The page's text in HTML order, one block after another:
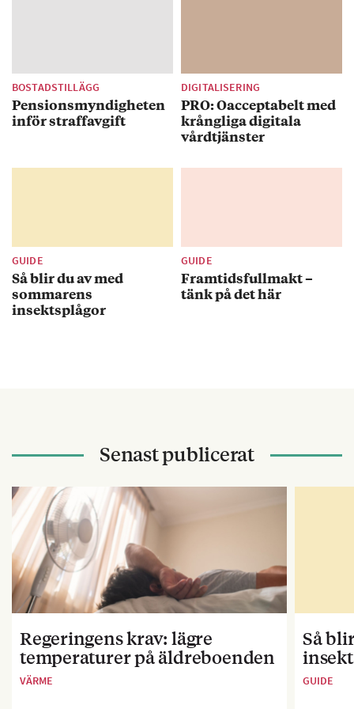
■ La Rotonde: Hotel Negrescos cirkus-
brasserie har humana priser till lunch.
■ L’Amandier de Mougins, Mougins:
Provencalsk krog som var Picassos favorit.
Mer info: cotedazurfrance.fr
BOSTADSTILLÄGG
Pensionsmyndigheten
inför straffavgift
DIGITALISERING
PRO: Oacceptabelt med
krångliga digitala
vårdtjänster
GUIDE
Så blir du av med
sommarens
insektsplågor
GUIDE
Framtidsfullmakt –
tänk på det här
Senast publicerat
Regeringens krav: lägre
temperaturer på äldreboenden
VÄRME
Så
GUIDE